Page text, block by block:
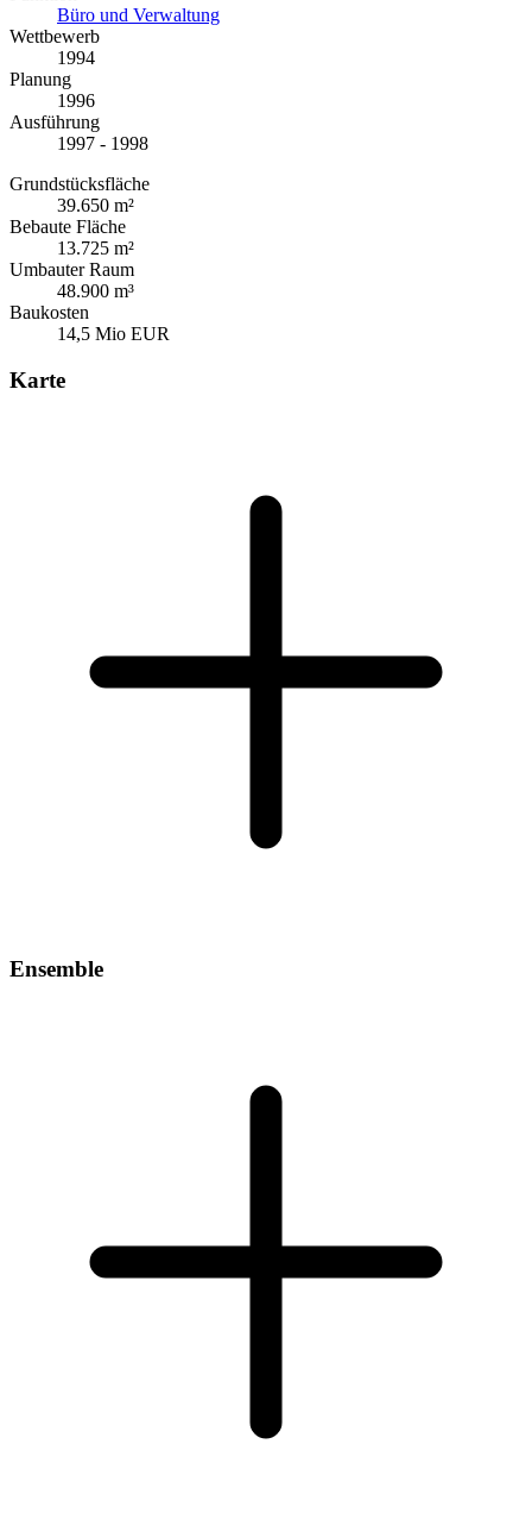
Büro und Verwaltung
Wettbewerb
1994
Planung
1996
Ausführung
1997 - 1998
Grundstücksfläche
39.650 m²
Bebaute Fläche
13.725 m²
Umbauter Raum
48.900 m³
Baukosten
14,5 Mio EUR
Karte
Ensemble